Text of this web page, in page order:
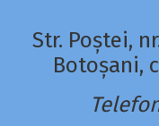
Str. Poștei,
Botoșani,